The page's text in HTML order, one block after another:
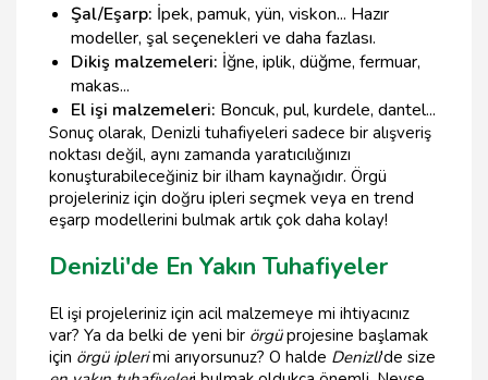
Şal/Eşarp: İpek, pamuk, yün, viskon... Hazır
modeller, şal seçenekleri ve daha fazlası.
Dikiş malzemeleri: İğne, iplik, düğme, fermuar,
makas...
El işi malzemeleri: Boncuk, pul, kurdele, dantel...
Sonuç olarak, Denizli tuhafiyeleri sadece bir alışveriş
noktası değil, aynı zamanda yaratıcılığınızı
konuşturabileceğiniz bir ilham kaynağıdır. Örgü
projeleriniz için doğru ipleri seçmek veya en trend
eşarp modellerini bulmak artık çok daha kolay!
Denizli'de En Yakın Tuhafiyeler
El işi projeleriniz için acil malzemeye mi ihtiyacınız
var? Ya da belki de yeni bir örgüprojesine başlamak
için örgü iplerimi arıyorsunuz? O halde Denizli'de size